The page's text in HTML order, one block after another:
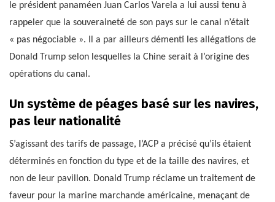
le président panaméen Juan Carlos Varela a lui aussi tenu à
rappeler que la souveraineté de son pays sur le canal n’était
« pas négociable ». Il a par ailleurs démenti les allégations de
Donald Trump selon lesquelles la Chine serait à l’origine des
opérations du canal.
Un système de péages basé sur les navires,
pas leur nationalité
S’agissant des tarifs de passage, l’ACP a précisé qu’ils étaient
déterminés en fonction du type et de la taille des navires, et
non de leur pavillon. Donald Trump réclame un traitement de
faveur pour la marine marchande américaine, menaçant de